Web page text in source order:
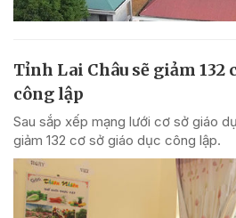
Tỉnh Lai Châu sẽ giảm 132
công lập
Sau sắp xếp mạng lưới cơ sở giáo
giảm 132 cơ sở giáo dục công lập.